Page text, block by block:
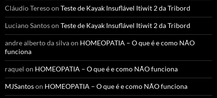
Cláudio Teresoon Teste de Kayak Insuflável Itiwit 2 da Tribord
Luciano Santoson Teste de Kayak Insuflável Itiwit 2 da Tribord
andre alberto da silvaon HOMEOPATIA – O que é e como NÃO
funciona
raquel on HOMEOPATIA – O que é e como NÃO funciona
MJSantoson HOMEOPATIA – O que é e como NÃO funciona